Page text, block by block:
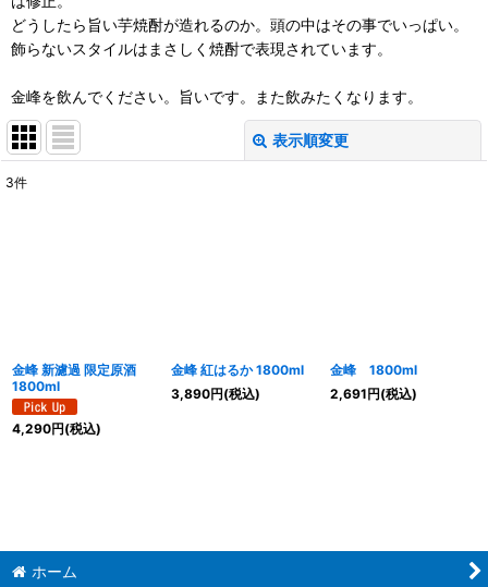
どうしたら旨い芋焼酎が造れるのか。頭の中はその事でいっぱい。
飾らないスタイルはまさしく焼酎で表現されています。
金峰を飲んでください。旨いです。また飲みたくなります。
表示順変更
3件
金峰 新濾過 限定原酒
1800ml
4,290円(税込)
金峰 紅はるか 1800ml
3,890円(税込)
金峰 1800ml
2,691円(税込)
ホーム